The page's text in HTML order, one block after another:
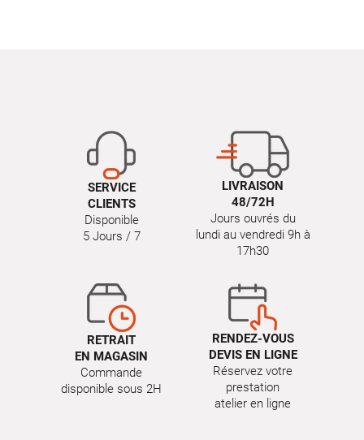
SERVICE
CLIENTS
Disponible
5 Jours / 7
LIVRAISON
48/72H
Jours ouvrés du
lundi au vendredi 9h à
17h30
RETRAIT
EN MAGASIN
Commande
disponible sous 2H
RENDEZ-VOUS
DEVIS EN LIGNE
Réservez votre
prestation
atelier en ligne